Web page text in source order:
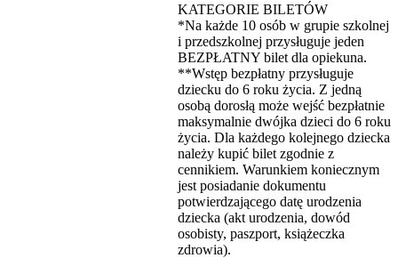
KATEGORIE BILETÓW
*Na każde 10 osób w grupie szkolnej
i przedszkolnej przysługuje jeden
BEZPŁATNY bilet dla opiekuna.
**Wstęp bezpłatny przysługuje
dziecku do 6 roku życia. Z jedną
osobą dorosłą może wejść bezpłatnie
maksymalnie dwójka dzieci do 6 roku
życia. Dla każdego kolejnego dziecka
należy kupić bilet zgodnie z
cennikiem. Warunkiem koniecznym
jest posiadanie dokumentu
potwierdzającego datę urodzenia
dziecka (akt urodzenia, dowód
osobisty, paszport, książeczka
zdrowia).